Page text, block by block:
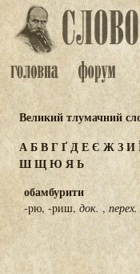
Великий тлумачний
АБВГҐДЕЄ ЖЗИ
ШЩЮЯЬ
обамбурити
-рю, -риш, док. , перех.